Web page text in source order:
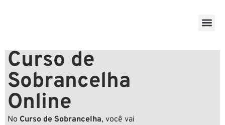
Curso de
Sobrancelha
Online
No Curso de Sobrancelha, você vai